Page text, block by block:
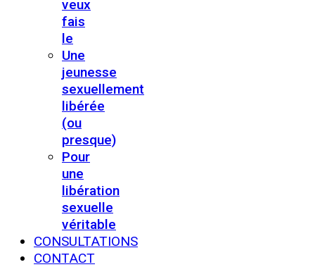
veux
fais
le
Une
jeunesse
sexuellement
libérée
(ou
presque)
Pour
une
libération
sexuelle
véritable
CONSULTATIONS
CONTACT